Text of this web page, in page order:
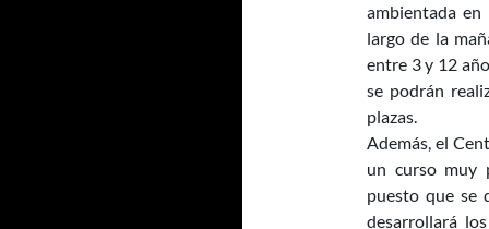
ambientada
largo de la
entre 3 y 12
se podrán
plazas.
Además, el
un curso muy
puesto que se
desarrollará